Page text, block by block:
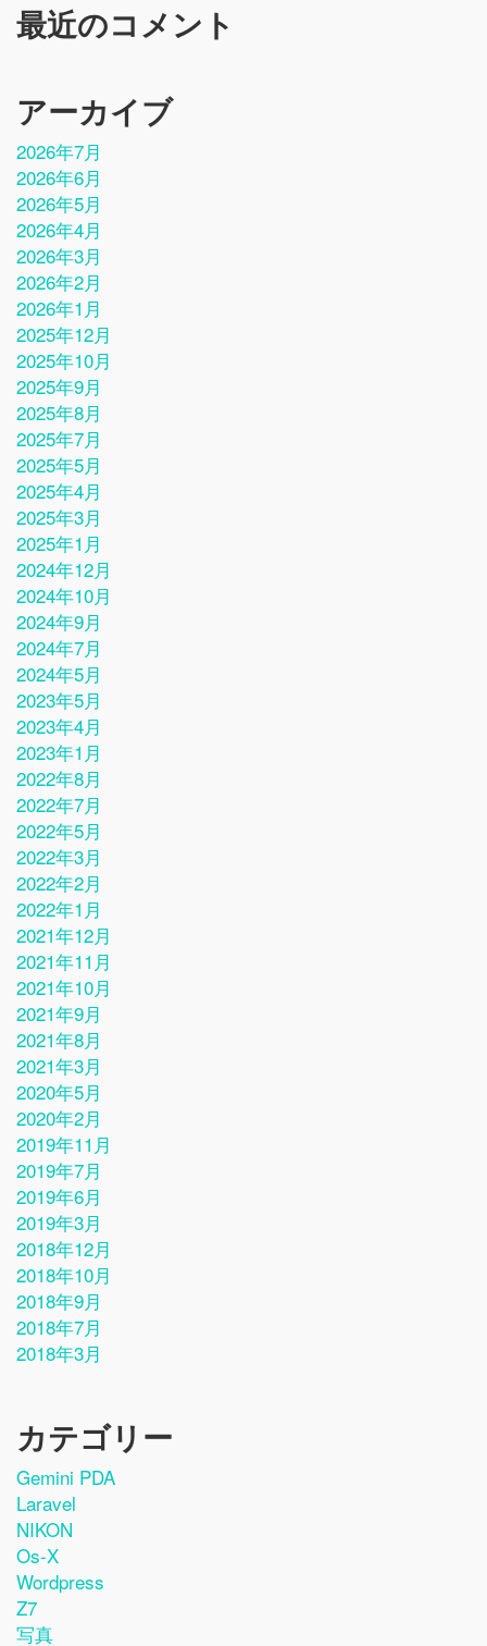
最近のコメント
アーカイブ
2026年7月
2026年6月
2026年5月
2026年4月
2026年3月
2026年2月
2026年1月
2025年12月
2025年10月
2025年9月
2025年8月
2025年7月
2025年5月
2025年4月
2025年3月
2025年1月
2024年12月
2024年10月
2024年9月
2024年7月
2024年5月
2023年5月
2023年4月
2023年1月
2022年8月
2022年7月
2022年5月
2022年3月
2022年2月
2022年1月
2021年12月
2021年11月
2021年10月
2021年9月
2021年8月
2021年3月
2020年5月
2020年2月
2019年11月
2019年7月
2019年6月
2019年3月
2018年12月
2018年10月
2018年9月
2018年7月
2018年3月
カテゴリー
Gemini PDA
Laravel
NIKON
Os-X
Wordpress
Z7
写真